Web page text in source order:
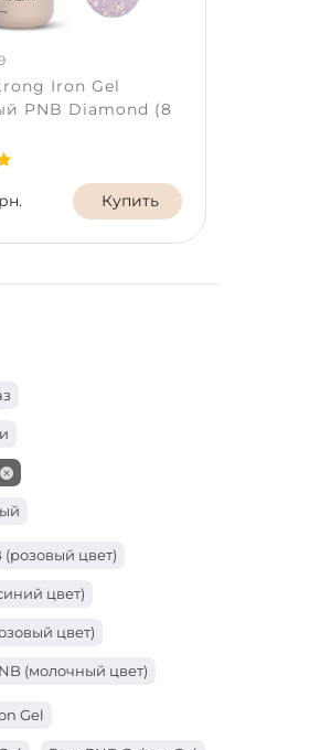
Iron Gel
PNB Diamond (8
Купить
(розовый цвет)
цвет)
цвет)
(молочный цвет)
цвет)
Gel